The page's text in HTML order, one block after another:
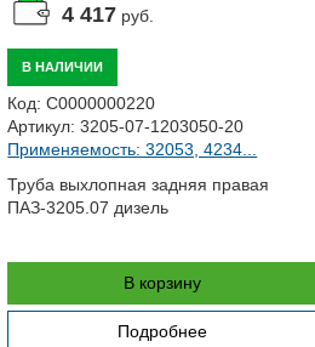
4 417 руб.
В НАЛИЧИИ
Код: С0000000220
Артикул: 3205-07-1203050-20
Применяемость: 32053, 4234...
Труба выхлопная задняя правая
ПАЗ-3205.07 дизель
В корзину
Подробнее